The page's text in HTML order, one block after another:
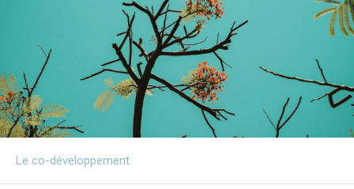
Le co-développement